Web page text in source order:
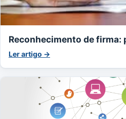
Reconhecimento de firma:
Ler artigo →